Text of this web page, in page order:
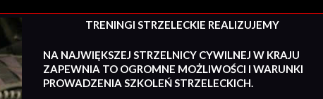
TRENINGI STRZELECKIE REALIZUJEMY
NA NAJWIĘKSZEJ STRZELNICY CYWILNEJ W KRAJU
ZAPEWNIA TO OGROMNE MOŻLIWOŚCI I WARUNKI
PROWADZENIA SZKOLEŃ STRZELECKICH.